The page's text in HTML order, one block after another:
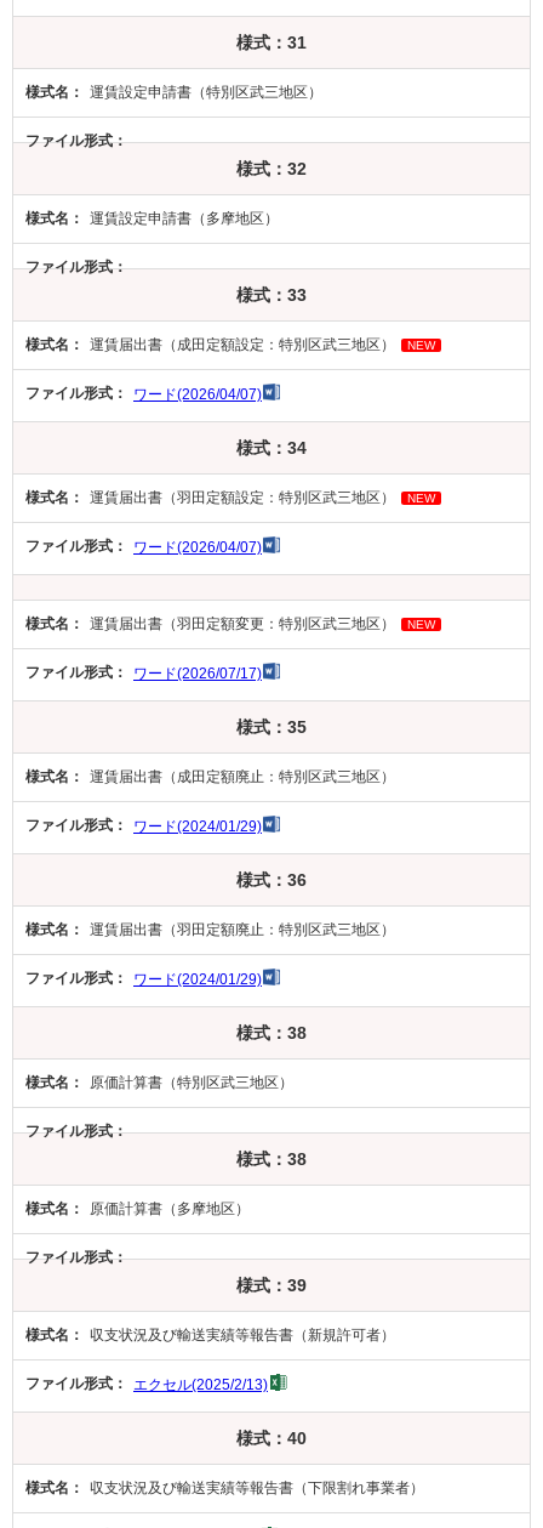
様式：31
運賃設定申請書（特別区武三地区）
様式：32
運賃設定申請書（多摩地区）
様式：33
運賃届出書（成田定額設定：特別区武三地区） NEW
ワード(2026/04/07)
様式：34
運賃届出書（羽田定額設定：特別区武三地区） NEW
ワード(2026/04/07)
運賃届出書（羽田定額変更：特別区武三地区） NEW
ワード(2026/07/17)
様式：35
運賃届出書（成田定額廃止：特別区武三地区）
ワード(2024/01/29)
様式：36
運賃届出書（羽田定額廃止：特別区武三地区）
ワード(2024/01/29)
様式：38
原価計算書（特別区武三地区）
様式：38
原価計算書（多摩地区）
様式：39
収支状況及び輸送実績等報告書（新規許可者）
エクセル(2025/2/13)
様式：40
収支状況及び輸送実績等報告書（下限割れ事業者）